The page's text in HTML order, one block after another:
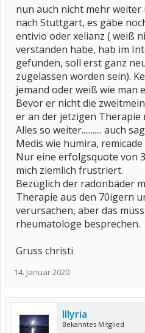
nun auch nicht mehr weiter
nach Stuttgart, es gäbe
entivio oder xelianz ( weiß
verstanden habe, hab im
gefunden, soll erst ganz
zugelassen worden sein).
jemand oder weiß wie man
Bevor er nicht die
er an der jetzigen Therapie
Alles so weiter........... auch
Medis wie humira,
Nur eine erfolgsquote von
mich ziemlich frustriert.
Bezüglich der radonbäder
Therapie aus den 70igern
verursachen, aber das
rheumatologe besprechen.
Gruss christi
14. Januar 2020
Illyria
Bekanntes Mitglied